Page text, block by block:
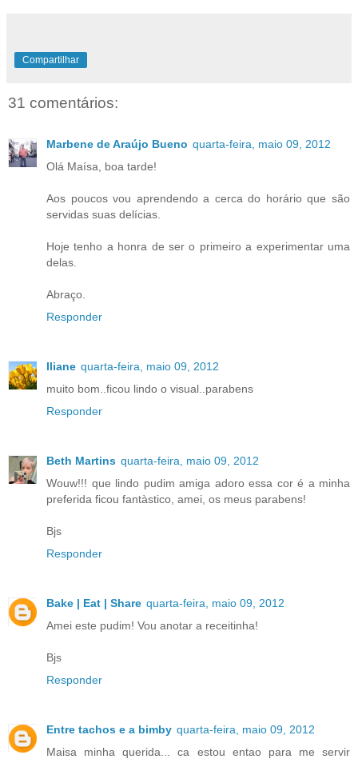
Compartilhar
31 comentários:
Marbene de Araújo Bueno quarta-feira, maio 09, 2012
Olá Maísa, boa tarde!
Aos poucos vou aprendendo a cerca do horário que são
servidas suas delícias.
Hoje tenho a honra de ser o primeiro a experimentar uma
delas.
Abraço.
Responder
Iliane quarta-feira, maio 09, 2012
muito bom..ficou lindo o visual..parabens
Responder
Beth Martins quarta-feira, maio 09, 2012
Wouw!!! que lindo pudim amiga adoro essa cor é a minha
preferida ficou fantàstico, amei, os meus parabens!
Bjs
Responder
Bake | Eat | Share quarta-feira, maio 09, 2012
Amei este pudim! Vou anotar a receitinha!
Bjs
Responder
Entre tachos e a bimby quarta-feira, maio 09, 2012
Maisa minha querida... ca estou entao para me servir